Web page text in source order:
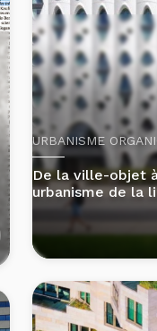
URBANISME
De la ville-objet
urbanisme de la